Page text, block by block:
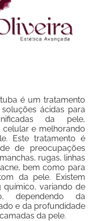
é um tratamento
ácidas para
da pele,
e melhorando
Este tratamento é
de preocupações
rugas, linhas
bem como para
da pele. Existem
químico, variando de
dependendo da
e da profundidade
da pele.